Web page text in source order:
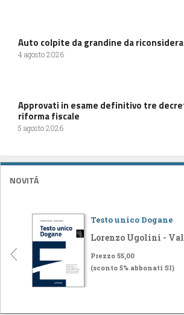
Auto colpite da grandine da
4 agosto 2026
Approvati in esame definitivo tre
riforma fiscale
5 agosto 2026
NOVITÁ
Testo unico Dogane
Lorenzo Ugolini -
Prezzo 55,00
(sconto 5% abbonati SI)